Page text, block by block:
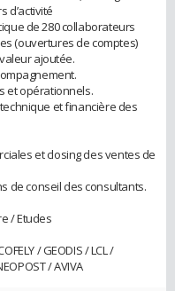
d’activité
de 280 collaborateurs
(ouvertures de comptes)
ajoutée.
et opérationnels.
et financière des
et closing des ventes de
de conseil des consultants.
/ Etudes
/ GEODIS / LCL /
/ AVIVA